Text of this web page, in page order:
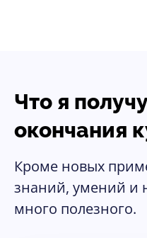
Что я
окончания
Кроме новых
знаний, умений и
много полезного.